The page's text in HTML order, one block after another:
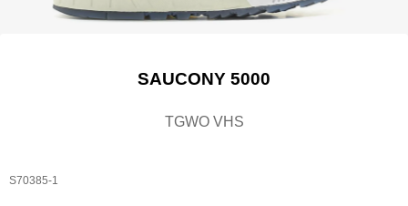
SAUCONY 5000
TGWO VHS
S70385-1